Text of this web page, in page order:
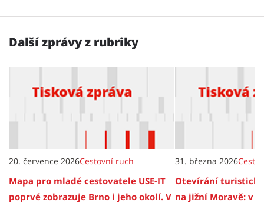
Další zprávy z rubriky
20. července 2026Cestovní ruch
Mapa pro mladé cestovatele USE-IT
poprvé zobrazuje Brno i jeho okolí. V
31. března 2026
Otevírání turistické
na jižní Moravě: v